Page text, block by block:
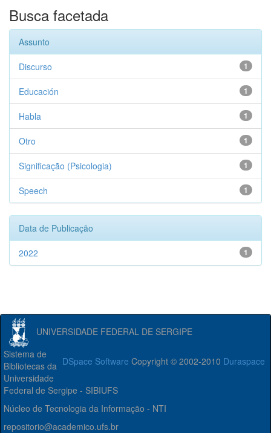
Busca facetada
Assunto
1
Discurso
1
Educación
1
Habla
1
Otro
1
Significação (Psicologia)
1
Speech
Data de Publicação
1
2022
UNIVERSIDADE FEDERAL DE SERGIPE
DSpace Software Copyright © 2002-2010 Duraspace
Sistema de
Bibliotecas da
Universidade
Federal de Sergipe - SIBIUFS
Núcleo de Tecnologia da Informação - NTI
repositorio@academico.ufs.br